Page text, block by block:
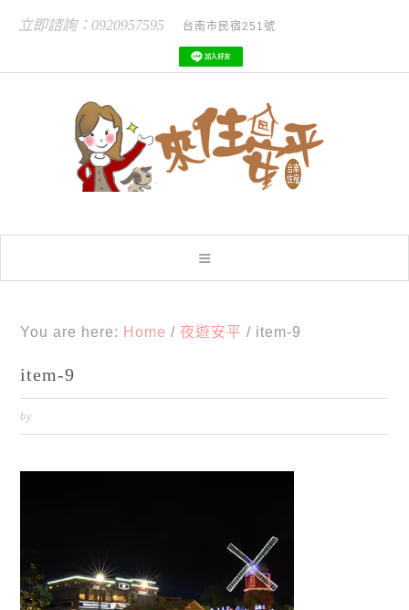
立即諮詢：0920957595 台南市民宿251號
You are here: Home / 夜遊安平 / item-9
item-9
by